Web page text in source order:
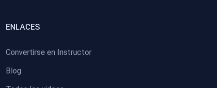
ENLACES
Convertirse en Instructor
Blog